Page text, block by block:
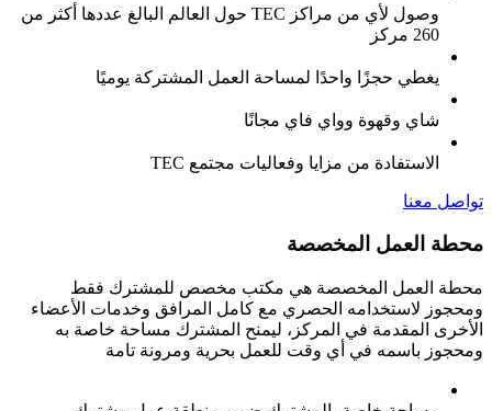
وصول لأي من مراكز TEC حول العالم البالغ عددها أكثر من
260 مركز
يغطي حجزًا واحدًا لمساحة العمل المشتركة يوميًا
شاي وقهوة وواي فاي مجانًا
الاستفادة من مزايا وفعاليات مجتمع TEC
تواصل معنا
محطة العمل المخصصة
محطة العمل المخصصة هي مكتب مخصص للمشترك فقط
ومحجوز لاستخدامه الحصري مع كامل المرافق وخدمات الأعضاء
الأخرى المقدمة في المركز، ليمنح المشترك مساحة خاصة به
ومحجوز باسمه في أي وقت للعمل بحرية ومرونة تامة